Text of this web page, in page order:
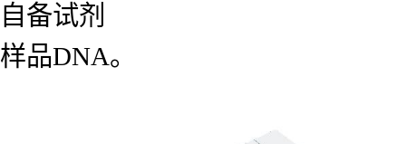
自备试剂
样品DNA。